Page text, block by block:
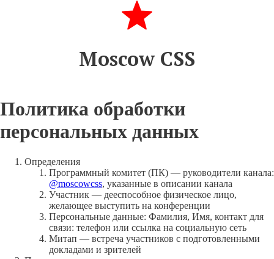
Moscow CSS
Политика обработки
персональных данных
Определения
Программный комитет (ПК) — руководители канала:
@moscowcss, указанные в описании канала
Участник — дееспособное физическое лицо,
желающее выступить на конференции
Персональные данные: Фамилия, Имя, контакт для
связи: телефон или ссылка на социальную сеть
Митап — встреча участников с подготовленными
докладами и зрителей